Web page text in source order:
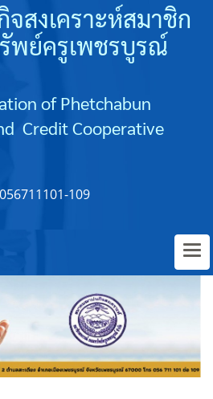
สงเคราะห์สมาชิก
พย์ครูเพชรบูรณ์
of Phetchabun
Credit Cooperative
056711101-109